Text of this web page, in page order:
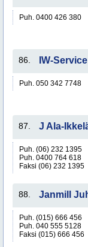
Puh. 0400 426 380
86. IW-
Puh. 050 342 7748
87. J Ala-
Puh. (06) 232 1395
Puh. 0400 764 618
Faksi (06) 232 1395
88. Janmill
Puh. (015) 666 456
Puh. 040 555 5128
Faksi (015) 666 456